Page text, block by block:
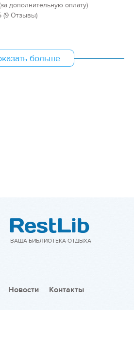
дополнительную оплату)
(9 Отзывы)
больше
ВАША БИБЛИОТЕКА ОТДЫХА
Новости Контакты